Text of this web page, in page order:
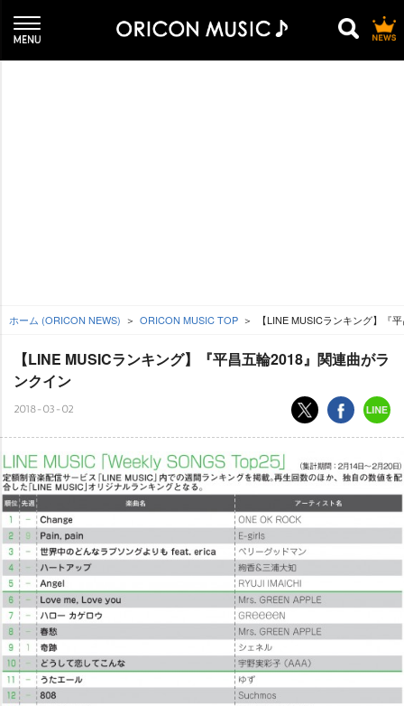
ホーム (ORICON NEWS) ORICON MUSIC TOP 【LINE MUSICランキング】『
【LINE MUSICランキング】『平昌五輪2018』関連曲がラ
ンクイン
2018-03-02